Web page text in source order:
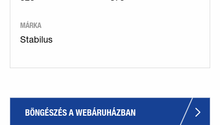
MÁRKA
Stabilus
BÖNGÉSZÉS A WEBÁRUHÁZBAN